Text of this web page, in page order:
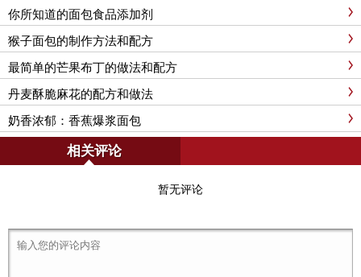
你所知道的面包食品添加剂
猴子面包的制作方法和配方
最简单的芒果布丁的做法和配方
丹麦酥脆麻花的配方和做法
奶香浓郁：香蕉爆浆面包
相关评论
暂无评论